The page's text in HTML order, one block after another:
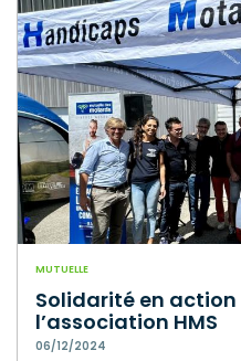
MUTUELLE
Solidarité en action
l’association HMS
06/12/2024